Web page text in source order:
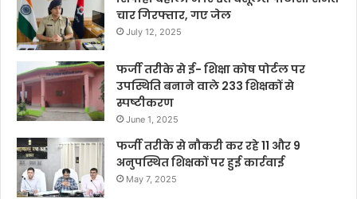
चार गिरफ्तार, गए जेल
July 12, 2025
फर्जी तरीके से ई- शिक्षा कोष पोर्टल पर
उपस्थिति बनाने वाले 233 शिक्षकों से
स्पष्टीकरण
June 1, 2025
फर्जी तरीके से नौकरी कर रहे 11 और 9
अनुपस्थित शिक्षकों पर हुई कार्रवाई
May 7, 2025